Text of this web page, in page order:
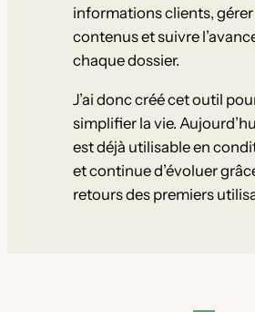
informations clients, gérer
contenus et suivre
chaque dossier.
J’ai donc créé cet outil
simplifier la vie.
est déjà utilisable en
et continue d’évoluer
retours des premiers